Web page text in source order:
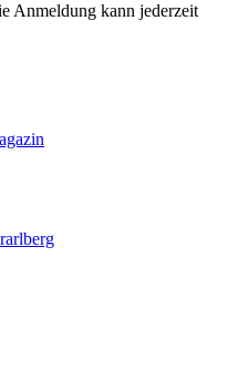
Anmeldung kann jederzeit